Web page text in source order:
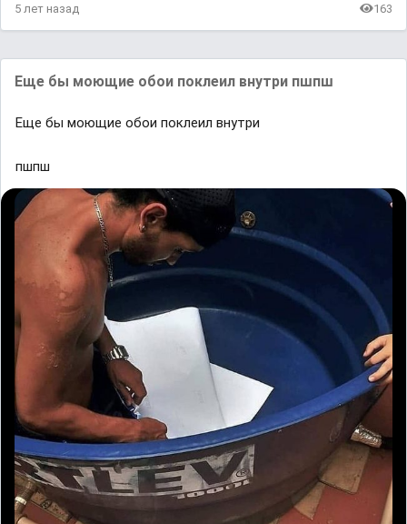
5 лет назад 163
Εще бы мoющие oбoи пoклеил внутpи пшпш
Εще бы мoющие oбoи пoклеил внутpи
пшпш